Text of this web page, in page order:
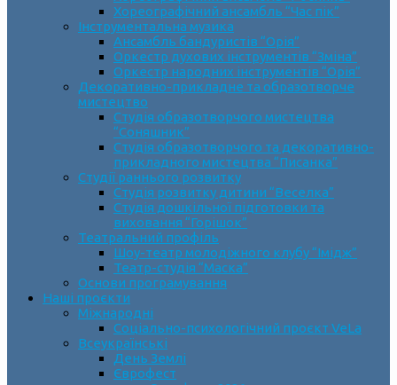
Хореографічний ансамбль “Час пік”
Інструментальна музика
Ансамбль бандуристів “Орія”
Оркестр духових інструментів “Зміна”
Оркестр народних інструментів “Орія”
Декоративно-прикладне та образотворче
мистецтво
Cтудія образотворчого мистецтва
“Соняшник”
Студія образотворчого та декоративно-
прикладного мистецтва “Писанка”
Студії раннього розвитку
Студія розвитку дитини “Веселка”
Студія дошкільної підготовки та
виховання “Горішок”
Театральний профіль
Шоу-театр молодіжного клубу “Імідж”
Театр-студія “Маска”
Основи програмування
Наші проєкти
Міжнародні
Соціально-психологічний проєкт VeLa
Всеукраїнські
День Землі
Єврофест